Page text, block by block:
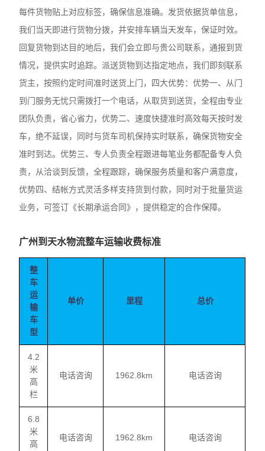
每件货物贴上对应标签，确保信息准确。发货依据货单信息，
我们当天即进行货物分拨，并安排车辆当天发车，保证时效。
回复货物到达目的地后，我们会立即与贵公司联系，通报到货
情况，提供实时追踪。派送货物到达指定地点，我们即刻联系
货主，按照约定时间准时送货上门，四大优势：优势一、从门
到门服务无忧只需拨打一个电话，从取货到送货，全程由专业
团队负责，省心省力，优势二、速度快捷准时高效每天按时发
车，绝不延误，同时与货车司机保持实时联系，确保货物安全
准时到达。优势三、专人负责全程跟进每笔业务都配备专人负
责，从洽谈到反馈，全程跟踪，确保服务质量和客户满意度，
优势四、结帐方式灵活多样支持货到付款，同时对于批量货运
业务，可签订《长期承运合同》，提供稳定的合作保障。
广州到天水物流整车运输收费标准
整
车
运
输
车
型
单价 里程 总价
4.2
米
高
栏
电话咨询 1962.8km 电话咨询
6.8
米
高
电话咨询 1962.8km 电话咨询